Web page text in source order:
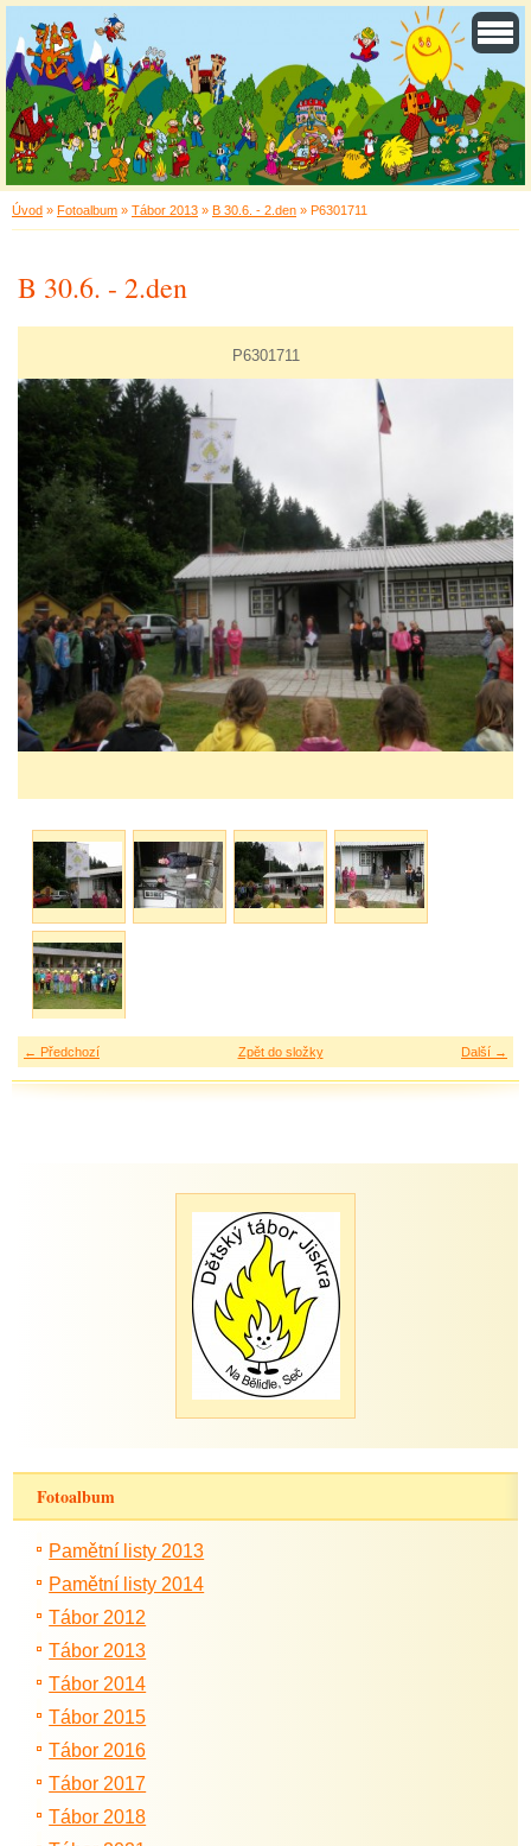
Úvod » Fotoalbum » Tábor 2013 » B 30.6. - 2.den » P6301711
B 30.6. - 2.den
P6301711
← Předchozí Další →
Zpět do složky
Fotoalbum
Pamětní listy 2013
Pamětní listy 2014
Tábor 2012
Tábor 2013
Tábor 2014
Tábor 2015
Tábor 2016
Tábor 2017
Tábor 2018